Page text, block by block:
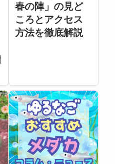
春の陣」の見ど
ころとアクセス
方法を徹底解説